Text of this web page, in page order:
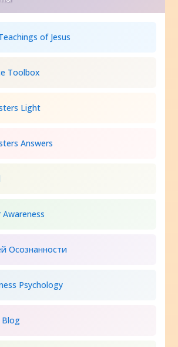
of Jesus
Toolbox
Light
Answers
Осознанности
Psychology
Blog